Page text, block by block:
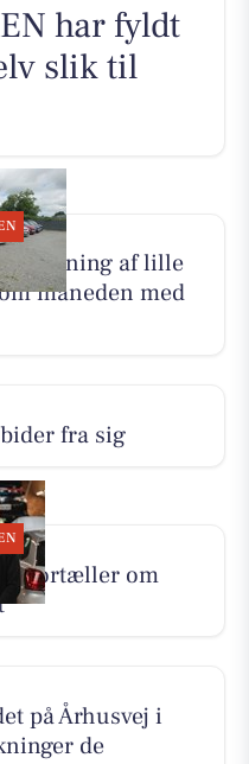
har fyldt
slik til
af lille
måneden med
fra sig
fortæller om
på Århusvej i
de